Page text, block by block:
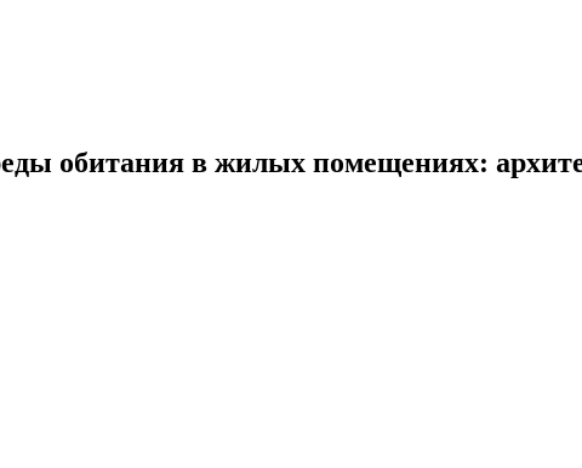
обитания в жилых помещениях: